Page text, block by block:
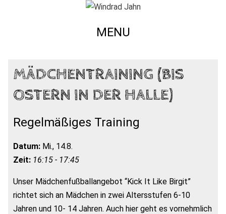
MENU
MÄDCHENTRAINING (BIS
OSTERN IN DER HALLE)
Regelmäßiges Training
Datum: Mi., 14.8.
Zeit: 16:15 - 17:45
Unser Mädchenfußballangebot “Kick It Like Birgit”
richtet sich an Mädchen in zwei Altersstufen 6-10
Jahren und 10- 14 Jahren. Auch hier geht es vornehmlich